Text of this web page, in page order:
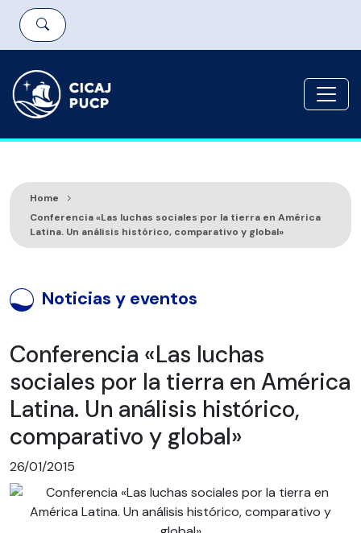
Home
Conferencia «Las luchas sociales por la tierra en América
Latina. Un análisis histórico, comparativo y global»
Noticias y eventos
Conferencia «Las luchas
sociales por la tierra en América
Latina. Un análisis histórico,
comparativo y global»
26/01/2015